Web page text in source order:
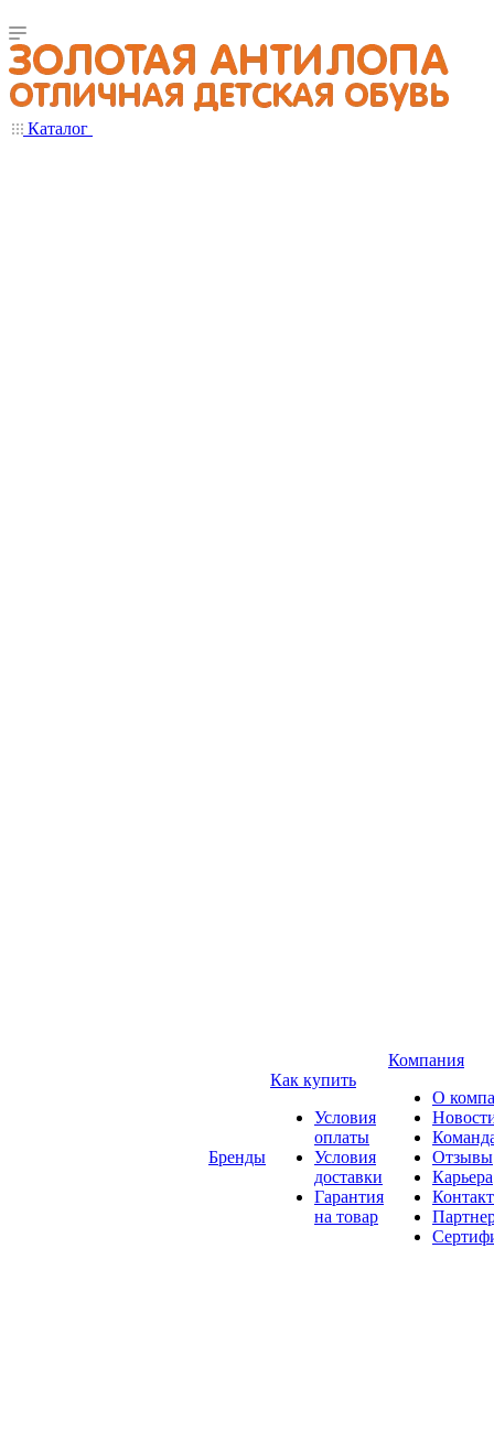
Каталог
Бренды
Как купить
Условия
оплаты
Условия
доставки
Гарантия
на товар
Компания
О
Отзывы
Карьера